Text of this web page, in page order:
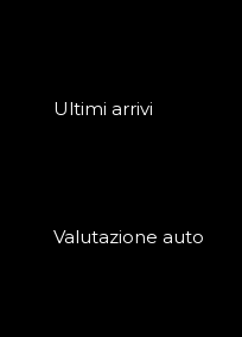
Ultimi arrivi
Valutazione auto